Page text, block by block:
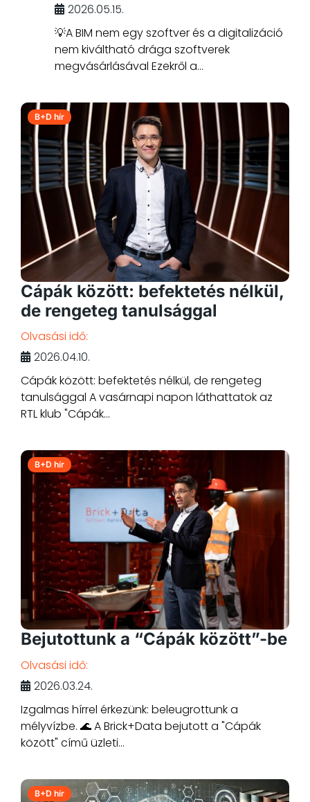
2026.05.15.
💡A BIM nem egy szoftver és a digitalizáció
nem kiváltható drága szoftverek
megvásárlásával Ezekről a...
B+D hír
Cápák között: befektetés nélkül,
de rengeteg tanulsággal
Olvasási idő:
2026.04.10.
Cápák között: befektetés nélkül, de rengeteg
tanulsággal A vasárnapi napon láthattatok az
RTL klub "Cápák...
B+D hír
Bejutottunk a “Cápák között”-be
Olvasási idő:
2026.03.24.
Izgalmas hírrel érkezünk: beleugrottunk a
mélyvízbe. 🌊 A Brick+Data bejutott a "Cápák
között" című üzleti...
B+D hír